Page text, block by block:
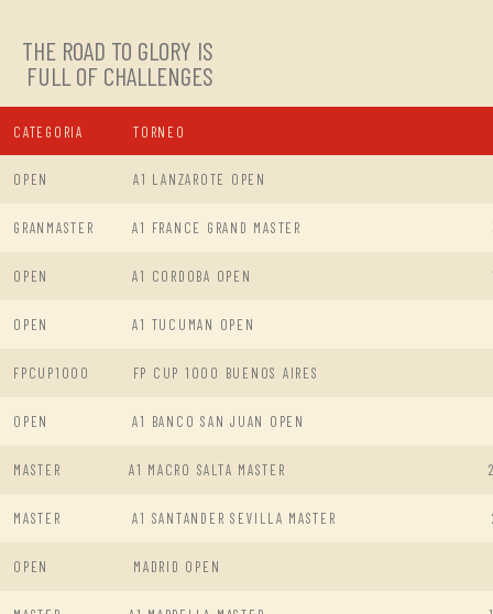
THE ROAD TO GLORY IS
FULL OF CHALLENGES
CATEGORIA TORNEO
OPEN A1 LANZAROTE OPEN
GRANMASTER A1 FRANCE GRAND MASTER
OPEN A1 CORDOBA OPEN
OPEN A1 TUCUMAN OPEN
FPCUP1000 FP CUP 1000 BUENOS AIRES
OPEN A1 BANCO SAN JUAN OPEN
MASTER A1 MACRO SALTA MASTER
MASTER A1 SANTANDER SEVILLA MASTER
OPEN MADRID OPEN